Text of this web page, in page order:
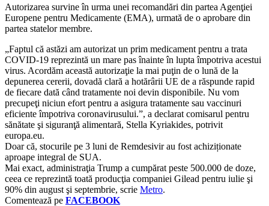
Autorizarea survine în urma unei recomandări din partea Agenţiei
Europene pentru Medicamente (EMA), urmată de o aprobare din
partea statelor membre.
„Faptul că astăzi am autorizat un prim medicament pentru a trata
COVID-19 reprezintă un mare pas înainte în lupta împotriva acestui
virus. Acordăm această autorizaţie la mai puţin de o lună de la
depunerea cererii, dovadă clară a hotărârii UE de a răspunde rapid
de fiecare dată când tratamente noi devin disponibile. Nu vom
precupeţi niciun efort pentru a asigura tratamente sau vaccinuri
eficiente împotriva coronavirusului.”, a declarat comisarul pentru
sănătate şi siguranţă alimentară, Stella Kyriakides, potrivit
europa.eu.
Doar că, stocurile pe 3 luni de Remdesivir au fost achiziționate
aproape integral de SUA.
Mai exact, administraţia Trump a cumpărat peste 500.000 de doze,
ceea ce reprezintă toată producţia companiei Gilead pentru iulie şi
90% din august şi septembrie, scrie Metro.
Comentează pe FACEBOOK